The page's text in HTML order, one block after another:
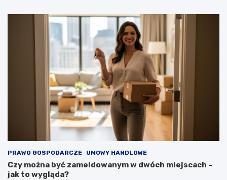
PRAWO GOSPODARCZE UMOWY HANDLOWE
Czy można być zameldowanym w dwóch miejscach –
jak to wygląda?